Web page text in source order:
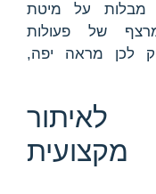
על מיטת
של פעולות
לכן מראה יפה,
לאיתור